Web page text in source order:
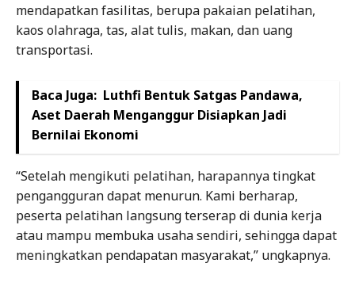
mendapatkan fasilitas, berupa pakaian pelatihan,
kaos olahraga, tas, alat tulis, makan, dan uang
transportasi.
Baca Juga: Luthfi Bentuk Satgas Pandawa,
Aset Daerah Menganggur Disiapkan Jadi
Bernilai Ekonomi
“Setelah mengikuti pelatihan, harapannya tingkat
pengangguran dapat menurun. Kami berharap,
peserta pelatihan langsung terserap di dunia kerja
atau mampu membuka usaha sendiri, sehingga dapat
meningkatkan pendapatan masyarakat,” ungkapnya.